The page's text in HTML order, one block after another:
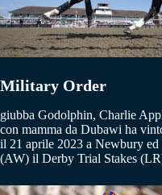
Military Order
giubba Godolphin, Charlie
con mamma da Dubawi ha
il 21 aprile 2023 a Newbury
(AW) il Derby Trial Stakes